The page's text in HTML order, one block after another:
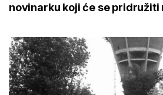
novinarku koji će se pridružiti